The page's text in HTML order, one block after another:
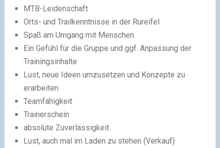
MTB-Leidenschaft
Orts- und Trailkenntnisse in der Rureifel
Spaß am Umgang mit Menschen
Ein Gefühl für die Gruppe und ggf. Anpassung der
Trainingsinhalte
Lust, neue Ideen umzusetzen und Konzepte zu
erarbeiten
Teamfähigkeit
Trainerschein
absolute Zuverlässigkeit
Lust, auch mal im Laden zu stehen (Verkauf)